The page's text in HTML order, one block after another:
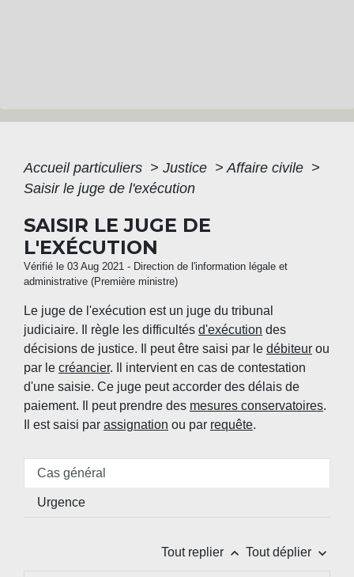
Accueil particuliers > Justice > Affaire civile >
Saisir le juge de l'exécution
SAISIR LE JUGE DE
L'EXÉCUTION
Vérifié le 03 Aug 2021 - Direction de l'information légale et
administrative (Première ministre)
Le juge de l'exécution est un juge du tribunal
judiciaire. Il règle les difficultés d'exécution des
décisions de justice. Il peut être saisi par le débiteur ou
par le créancier. Il intervient en cas de contestation
d'une saisie. Ce juge peut accorder des délais de
paiement. Il peut prendre des mesures conservatoires.
Il est saisi par assignation ou par requête.
Cas général
Urgence
Tout replier keyboard_arrow_up Tout déplier keyboard_arrow_down